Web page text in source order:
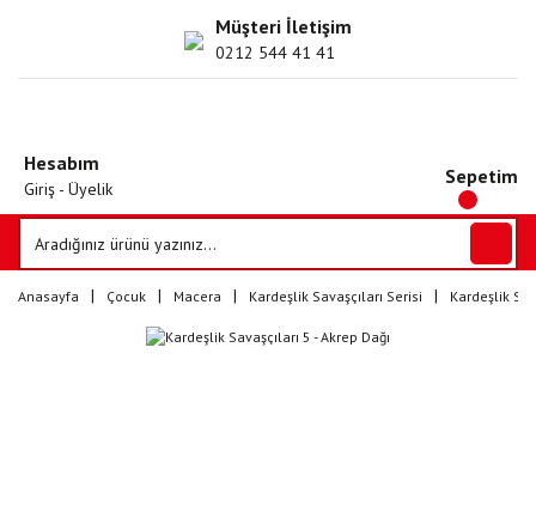
Müşteri İletişim
0212 544 41 41
Hesabım
Giriş - Üyelik
Sepetim
Anasayfa Çocuk Macera Kardeşlik Savaşçıları Serisi Kardeşlik